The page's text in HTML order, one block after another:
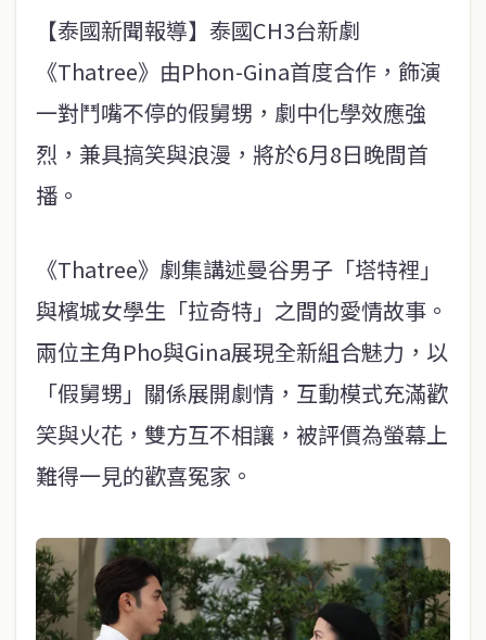
【泰國新聞報導】泰國CH3台新劇
《Thatree》由Phon-Gina首度合作，飾演
一對鬥嘴不停的假舅甥，劇中化學效應強
烈，兼具搞笑與浪漫，將於6月8日晚間首
播。
《Thatree》劇集講述曼谷男子「塔特裡」
與檳城女學生「拉奇特」之間的愛情故事。
兩位主角Pho與Gina展現全新組合魅力，以
「假舅甥」關係展開劇情，互動模式充滿歡
笑與火花，雙方互不相讓，被評價為螢幕上
難得一見的歡喜冤家。